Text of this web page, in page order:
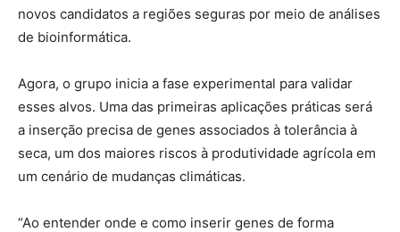
novos candidatos a regiões seguras por meio de análises
de bioinformática.
Agora, o grupo inicia a fase experimental para validar
esses alvos. Uma das primeiras aplicações práticas será
a inserção precisa de genes associados à tolerância à
seca, um dos maiores riscos à produtividade agrícola em
um cenário de mudanças climáticas.
“Ao entender onde e como inserir genes de forma